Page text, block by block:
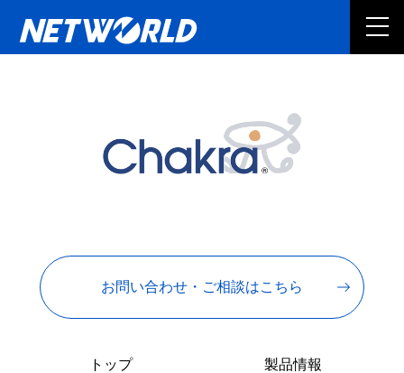
お問い合わせ・ご相談はこちら
トップ 製品情報